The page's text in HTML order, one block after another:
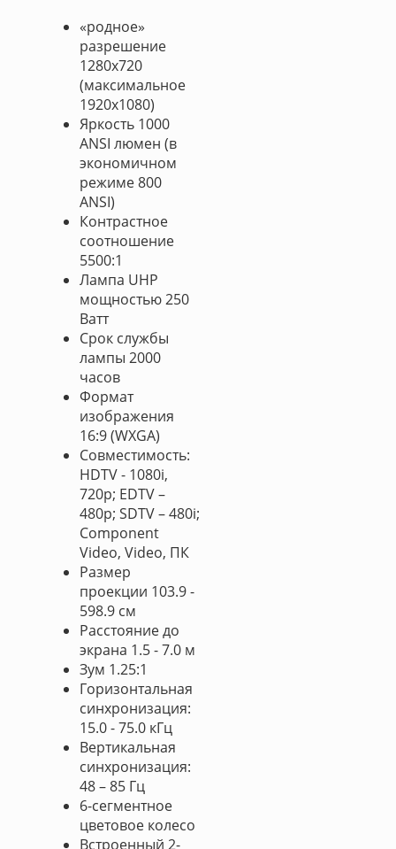
«родное»
разрешение
1280x720
(максимальное
1920x1080)
Яркость 1000
ANSI люмен (в
экономичном
режиме 800
ANSI)
Контрастное
соотношение
5500:1
Лампа UHP
мощностью 250
Ватт
Срок службы
лампы 2000
часов
Формат
изображения
16:9 (WXGA)
Совместимость:
HDTV - 1080i,
720p; EDTV –
480p; SDTV – 480i;
Component
Video, Video, ПК
Размер
проекции 103.9 -
598.9 см
Расстояние до
экрана 1.5 - 7.0 м
Зум 1.25:1
Горизонтальная
синхронизация:
15.0 - 75.0 кГц
Вертикальная
синхронизация:
48 – 85 Гц
6-сегментное
цветовое колесо
Встроенный 2-